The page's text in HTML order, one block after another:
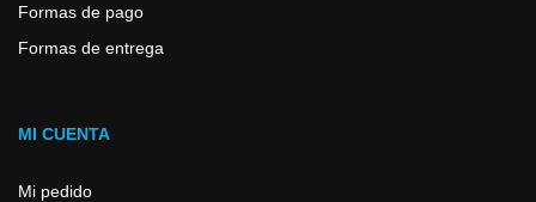
Formas de pago
Formas de entrega
MI CUENTA
Mi pedido